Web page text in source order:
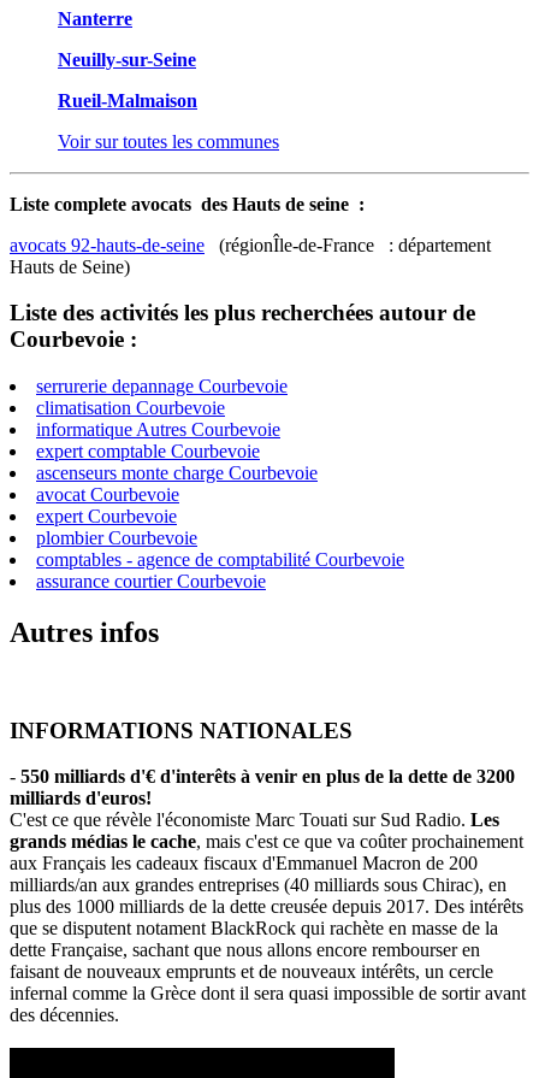
Nanterre
Neuilly-sur-Seine
Rueil-Malmaison
Voir sur toutes les communes
Liste complete avocats des Hauts de seine :
avocats 92-hauts-de-seine (régionÎle-de-France : département
Hauts de Seine)
Liste des activités les plus recherchées autour de
Courbevoie :
serrurerie depannage Courbevoie
climatisation Courbevoie
informatique Autres Courbevoie
expert comptable Courbevoie
ascenseurs monte charge Courbevoie
avocat Courbevoie
expert Courbevoie
plombier Courbevoie
comptables - agence de comptabilité Courbevoie
assurance courtier Courbevoie
Autres infos
INFORMATIONS NATIONALES
- 550 milliards d'€ d'interêts à venir en plus de la dette de 3200
milliards d'euros!
C'est ce que révèle l'économiste Marc Touati sur Sud Radio. Les
grands médias le cache, mais c'est ce que va coûter prochainement
aux Français les cadeaux fiscaux d'Emmanuel Macron de 200
milliards/an aux grandes entreprises (40 milliards sous Chirac), en
plus des 1000 milliards de la dette creusée depuis 2017. Des intérêts
que se disputent notament BlackRock qui rachète en masse de la
dette Française, sachant que nous allons encore rembourser en
faisant de nouveaux emprunts et de nouveaux intérêts, un cercle
infernal comme la Grèce dont il sera quasi impossible de sortir avant
des décennies.